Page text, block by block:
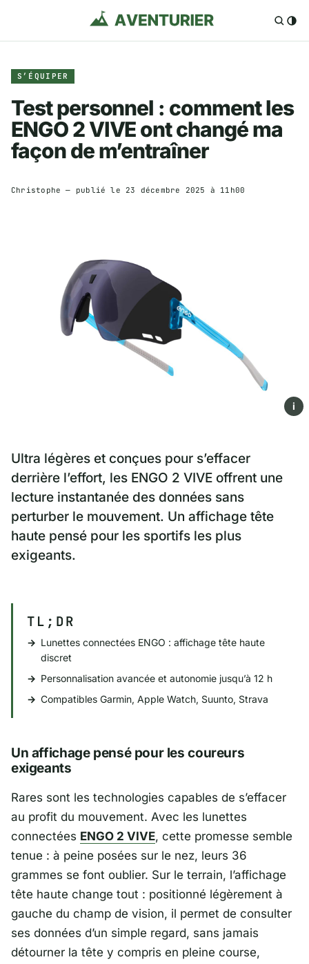
S’ÉQUIPER
Test personnel : comment les
ENGO 2 VIVE ont changé ma
façon de m’entraîner
Christophe — publié le 23 décembre 2025 à 11h00
i
Ultra légères et conçues pour s’effacer
derrière l’effort, les ENGO 2 VIVE offrent une
lecture instantanée des données sans
perturber le mouvement. Un affichage tête
haute pensé pour les sportifs les plus
exigeants.
TL;DR
Lunettes connectées ENGO : affichage tête haute
discret
Personnalisation avancée et autonomie jusqu’à 12 h
Compatibles Garmin, Apple Watch, Suunto, Strava
Un affichage pensé pour les coureurs
exigeants
Rares sont les technologies capables de s’effacer
au profit du mouvement. Avec les lunettes
connectées ENGO 2 VIVE, cette promesse semble
tenue : à peine posées sur le nez, leurs 36
grammes se font oublier. Sur le terrain, l’affichage
tête haute change tout : positionné légèrement à
gauche du champ de vision, il permet de consulter
ses données d’un simple regard, sans jamais
détourner la tête y compris en pleine course,